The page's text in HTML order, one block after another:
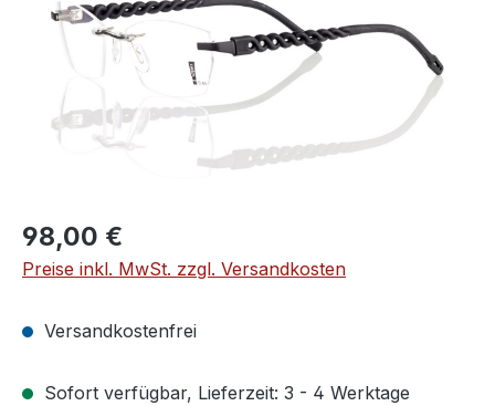
Regulärer Preis:
98,00 €
Preise inkl. MwSt. zzgl. Versandkosten
Versandkostenfrei
Sofort verfügbar, Lieferzeit: 3 - 4 Werktage